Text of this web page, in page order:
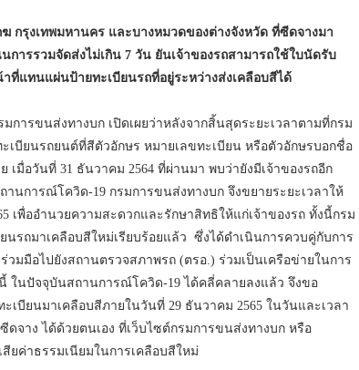
ฆ กรุงเทพมหานคร และบางหมวดของต่างจังหวัด ที่ซีดจางมา
การรวมจัดส่งไม่เกิน 7 วัน ยันเจ้าของรถสามารถใช้ใบนัดรับ
ที่แทนแผ่นป้ายทะเบียนรถที่อยู่ระหว่างส่งเคลือบสีได้
การขนส่งทางบก เปิดเผยว่าหลังจากสิ้นสุดระยะเวลาตามที่กรม
บียนรถยนต์ที่สีตัวอักษร หมายเลขทะเบียน หรือตัวอักษรบอกชื่อ
มื่อวันที่ 31 ธันวาคม 2564 ที่ผ่านมา พบว่ายังมีเจ้าของรถอีก
นการณ์โควิด-19 กรมการขนส่งทางบก จึงขยายระยะเวลาให้
เพื่ออำนวยความสะดวกและรักษาสิทธิให้แก่เจ้าของรถ ทั้งนี้กรม
รถมาเคลือบสีใหม่เรียบร้อยแล้ว ซึ่งได้ดำเนินการควบคู่กับการ
มมือไปยังสถานตรวจสภาพรถ (ตรอ.) ร่วมเป็นเครือข่ายในการ
ในปัจจุบันสถานการณ์โควิด-19 ได้คลี่คลายลงแล้ว จึงขอ
เบียนมาเคลือบสีภายในวันที่ 29 ธันวาคม 2565 ในวันและเวลา
จาง ได้ด้วยตนเอง ที่เว็บไซต์กรมการขนส่งทางบก หรือ
สียค่าธรรมเนียมในการเคลือบสีใหม่